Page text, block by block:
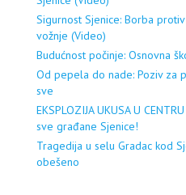
Sigurnost Sjenice: Borba
vožnje (Video)
Budućnost počinje: Osnovna
Od pepela do nade: Poziv za
sve
EKSPLOZIJA UKUSA U
sve građane Sjenice!
Tragedija u selu Gradac kod
obešeno